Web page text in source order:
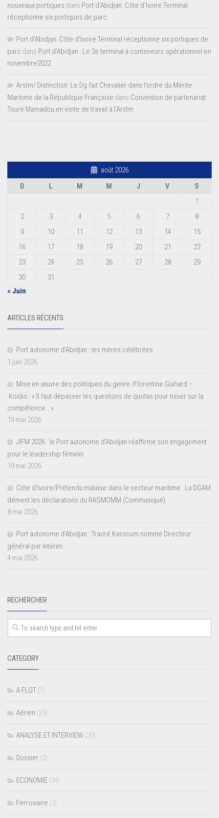
nouveaux portiques dans Port d’Abidjan: Côte d’Ivoire Terminal
réceptionne six portiques de parc
Port d'Abidjan: Côte d’Ivoire Terminal réceptionne six portiques de
parc dans Port d’Abidjan : Le 2e terminal à conteneurs opérationnel en
novembre2022
Arstm/ Distinction: Le Dg fait Chevalier dans l’ordre du Mérite
Maritime de la République Française dans Convention de partenariat:
Touré Mamadou en visite de travail à l’Arstm
août 2026
D
L M M J V
S
1
2
3 4 5 6 7
8
9
10 11 12 13 14
15
16
17 18 19 20 21
22
23
24 25 26 27 28
29
30
31
« Juin
ARTICLES RÉCENTS
Port autonome d’Abidjan : les mères célébrées
1 juin 2026
Mise en œuvre des politiques du genre /Florentine Guihard –
Koidio : « Il faut dépasser les questions de quotas pour miser sur la
compétence… »
19 mai 2026
JIFM 2026 : le Port autonome d’Abidjan réaffirme son engagement
pour le leadership féminin
19 mai 2026
Côte d’Ivoire/Prétendu malaise dans le secteur maritime : La DGAM
dément les déclarations du RASMOMM (Communiqué)
8 mai 2026
Port autonome d’Abidjan : Traoré Kassoum nommé Directeur
général par intérim
4 mai 2026
RECHERCHER
CATEGORY
A FLOT (1)
Aérien (29)
ANALYSE ET INTERVIEW (20)
Dossier (2)
ECONOMIE (34)
Ferroviaire (3)